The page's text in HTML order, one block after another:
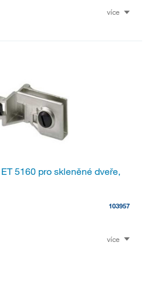
více
5160 pro skleněné dveře,
103957
více